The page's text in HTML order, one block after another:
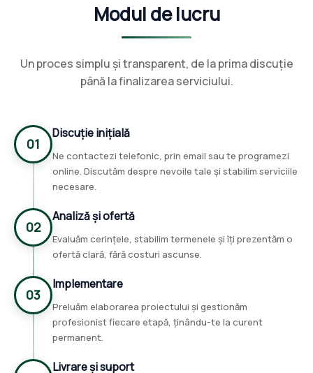
Modul de lucru
Un proces simplu și transparent, de la prima discuție
până la finalizarea serviciului.
01
Discuție inițială
Ne contactezi telefonic, prin email sau te programezi
online. Discutăm despre nevoile tale și stabilim serviciile
necesare.
02
Analiză și ofertă
Evaluăm cerințele, stabilim termenele și îți prezentăm o
ofertă clară, fără costuri ascunse.
03
Implementare
Preluăm elaborarea proiectului și gestionăm
profesionist fiecare etapă, ținându-te la curent
permanent.
Livrare și suport